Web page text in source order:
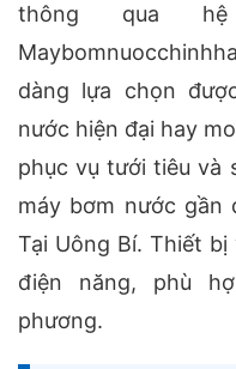
thông qua
dàng lựa chọn
nước hiện đại hay
phục vụ tưới tiêu và
máy bơm nước gần
Tại Uông Bí. Thiết
điện năng, phù
phương.